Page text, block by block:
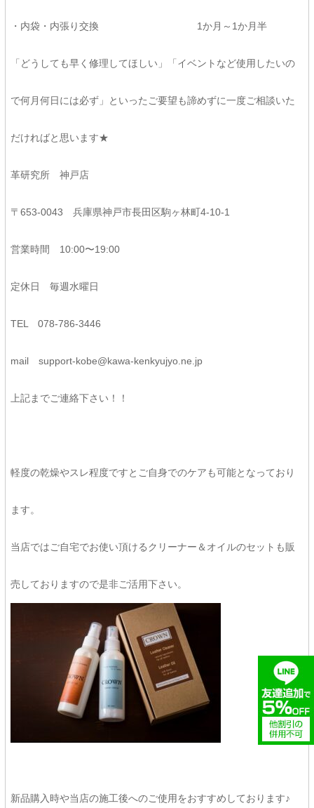
・内袋・内張り交換 1か月～1か月半
「どうしても早く修理してほしい」「イベントなど使用したいの
で何月何日には必ず」といったご要望も諦めずに一度ご相談いた
だければと思います★
革研究所 神戸店
〒653-0043 兵庫県神戸市長田区駒ヶ林町4-10-1
営業時間 10:00〜19:00
定休日 毎週水曜日
TEL 078-786-3446
mail support-kobe@kawa-kenkyujyo.ne.jp
上記までご連絡下さい！！
軽度の乾燥やスレ程度ですとご自身でのケアも可能となっており
ます。
当店ではご自宅でお使い頂けるクリーナー＆オイルのセットも販
売しておりますので是非ご活用下さい。
新品購入時や当店の施工後へのご使用をおすすめしております♪